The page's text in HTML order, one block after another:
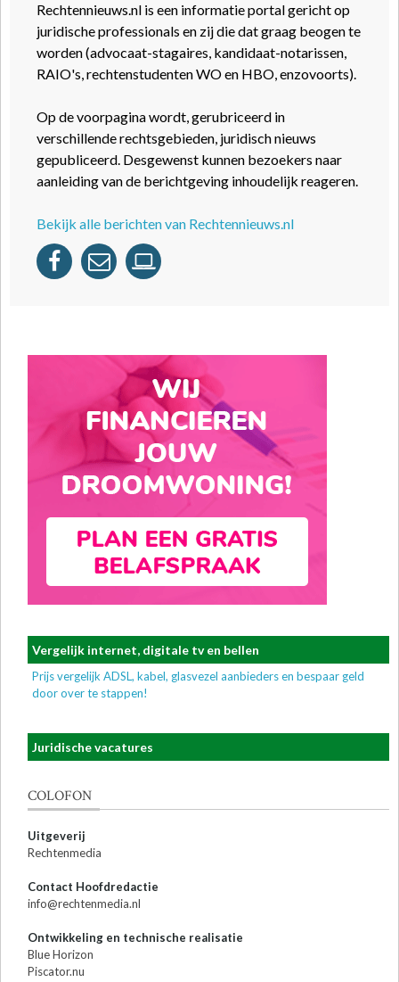
Rechtennieuws.nl is een informatie portal gericht op
juridische professionals en zij die dat graag beogen te
worden (advocaat-stagaires, kandidaat-notarissen,
RAIO's, rechtenstudenten WO en HBO, enzovoorts).
Op de voorpagina wordt, gerubriceerd in
verschillende rechtsgebieden, juridisch nieuws
gepubliceerd. Desgewenst kunnen bezoekers naar
aanleiding van de berichtgeving inhoudelijk reageren.
Bekijk alle berichten van Rechtennieuws.nl
Vergelijk internet, digitale tv en bellen
Prijs vergelijk ADSL, kabel, glasvezel aanbieders en bespaar geld
door over te stappen!
Juridische vacatures
COLOFON
Uitgeverij
Rechtenmedia
Contact Hoofdredactie
info@rechtenmedia.nl
Ontwikkeling en technische realisatie
Blue Horizon
Piscator.nu